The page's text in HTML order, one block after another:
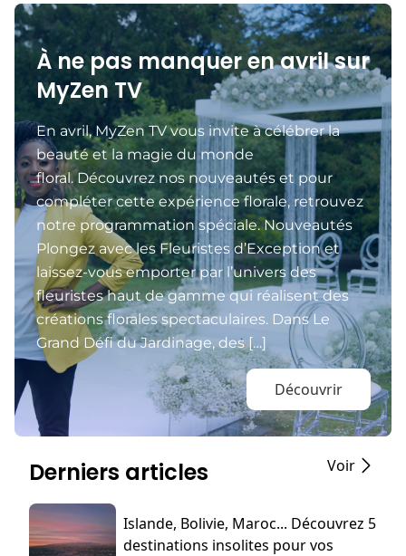
À ne pas manquer en avril sur
MyZen TV
En avril, MyZen TV vous invite à célébrer la
beauté et la magie du monde
floral. Découvrez nos nouveautés et pour
compléter cette expérience florale, retrouvez
notre programmation spéciale. Nouveautés
Plongez avec les Fleuristes d’Exception et
laissez-vous emporter par l’univers des
fleuristes haut de gamme qui réalisent des
créations florales spectaculaires. Dans Le
Grand Défi du Jardinage, des […]
Découvrir
Derniers articles Voir
Islande, Bolivie, Maroc... Découvrez 5
destinations insolites pour vos